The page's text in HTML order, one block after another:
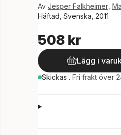
Av Jesper Falkheimer
Häftad, Svenska, 2011
508 kr
Lägg i
Skickas . Fri frakt över